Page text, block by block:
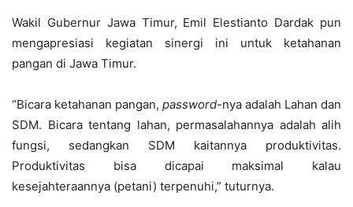
Wakil Gubernur Jawa Timur, Emil Elestianto Dardak pun
mengapresiasi kegiatan sinergi ini untuk ketahanan
pangan di Jawa Timur.
“Bicara ketahanan pangan, password-nya adalah Lahan dan
SDM. Bicara tentang lahan, permasalahannya adalah alih
fungsi, sedangkan SDM kaitannya produktivitas.
Produktivitas bisa dicapai maksimal kalau
kesejahteraannya (petani) terpenuhi,” tuturnya.